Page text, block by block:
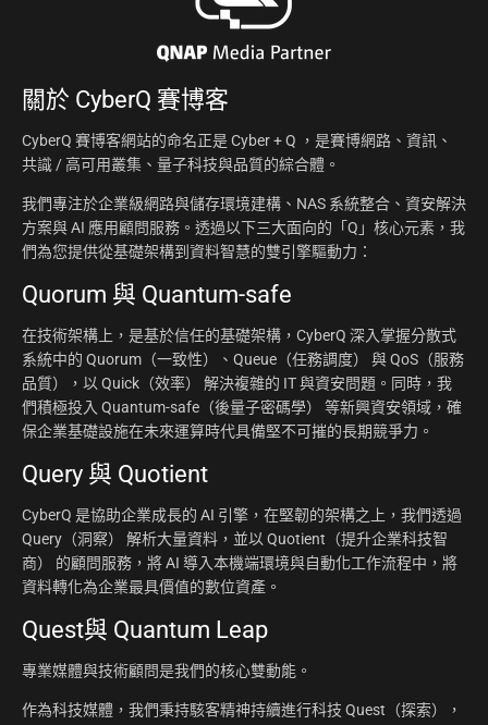
關於 CyberQ 賽博客
CyberQ 賽博客網站的命名正是 Cyber + Q ，是賽博網路、資訊、
共識 / 高可用叢集、量子科技與品質的綜合體。
我們專注於企業級網路與儲存環境建構、NAS 系統整合、資安解決
方案與 AI 應用顧問服務。透過以下三大面向的「Q」核心元素，我
們為您提供從基礎架構到資料智慧的雙引擎驅動力：
Quorum 與 Quantum-safe
在技術架構上，是基於信任的基礎架構，CyberQ 深入掌握分散式
系統中的 Quorum（一致性）、Queue（任務調度） 與 QoS（服務
品質），以 Quick（效率） 解決複雜的 IT 與資安問題。同時，我
們積極投入 Quantum-safe（後量子密碼學） 等新興資安領域，確
保企業基礎設施在未來運算時代具備堅不可摧的長期競爭力。
Query 與 Quotient
CyberQ 是協助企業成長的 AI 引擎，在堅韌的架構之上，我們透過
Query（洞察） 解析大量資料，並以 Quotient（提升企業科技智
商） 的顧問服務，將 AI 導入本機端環境與自動化工作流程中，將
資料轉化為企業最具價值的數位資產。
Quest與 Quantum Leap
專業媒體與技術顧問是我們的核心雙動能。
作為科技媒體，我們秉持駭客精神持續進行科技 Quest（探索），